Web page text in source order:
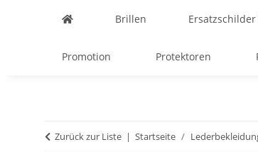
Brillen Ersatzschilder
Promotion Protektoren
Zurück zur Liste Startseite